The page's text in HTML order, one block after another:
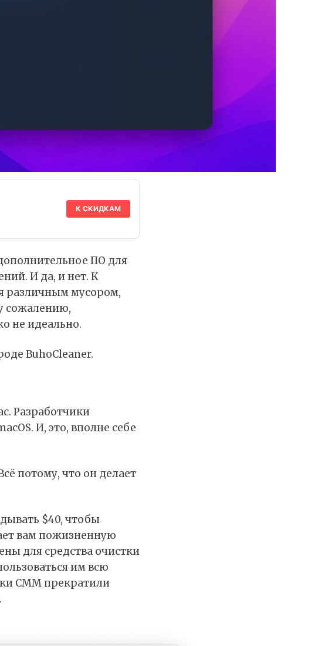
К СКИДКАМ
ПО для
И да, и нет. К
различным мусором,
сожалению,
не идеально.
BuhoCleaner.
Разработчики
И, это, вполне себе
потому, что он делает
$40, чтобы
вам пожизненную
для средства очистки
им всю
CMM прекратили